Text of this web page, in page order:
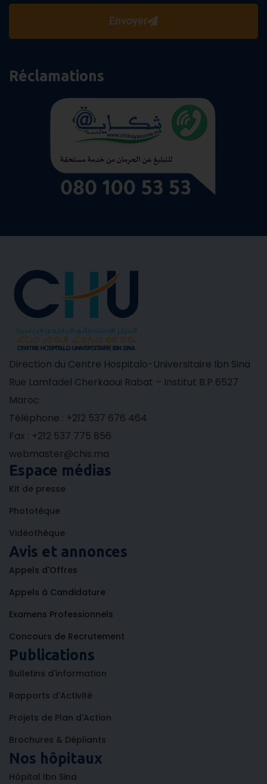
Envoyer
Réclamations
Direction du Centre Hospitalo-Universitaire Ibn Sina
Rue Lamfadel Cherkaoui Rabat – Institut B.P 6527
Maroc
Téléphone : +212 537 676 464
Fax : +212 537 775 856
webmaster@chis.ma
Espace médias
Kit de presse
Phototèque
Vidéothèque
Avis et annonces
Appels d'Offres
Appels à Candidature
Examens Professionnels
Concours de Recrutement
Publications
Bulletins d'information
Rapports d'Activité
Projets de Plan d'Action
Brochures & Dépliants
Nos hôpitaux
Hôpital Ibn Sina